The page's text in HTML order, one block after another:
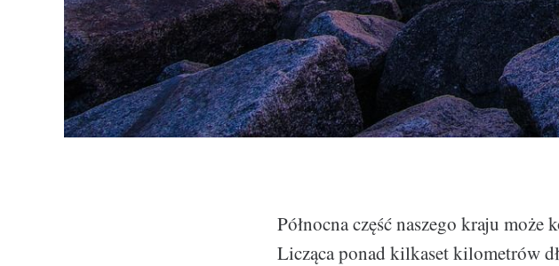
Północna część naszego kraju
Licząca ponad kilkaset kilometrów